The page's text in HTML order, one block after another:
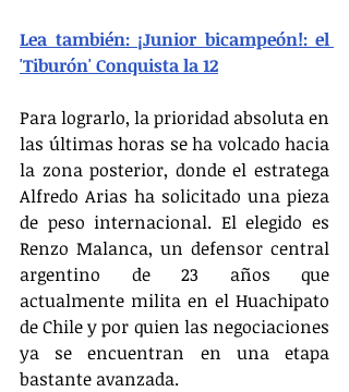
Lea también: ¡Junior bicampeón!: el
'Tiburón' Conquista la 12
Para lograrlo, la prioridad absoluta en
las últimas horas se ha volcado hacia
la zona posterior, donde el estratega
Alfredo Arias ha solicitado una pieza
de peso internacional. El elegido es
Renzo Malanca, un defensor central
argentino de 23 años que
actualmente milita en el Huachipato
de Chile y por quien las negociaciones
ya se encuentran en una etapa
bastante avanzada.